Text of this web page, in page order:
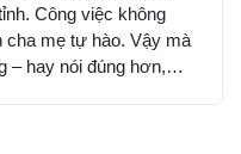
Công việc không
cha mẹ tự hào. Vậy mà
– hay nói đúng hơn,